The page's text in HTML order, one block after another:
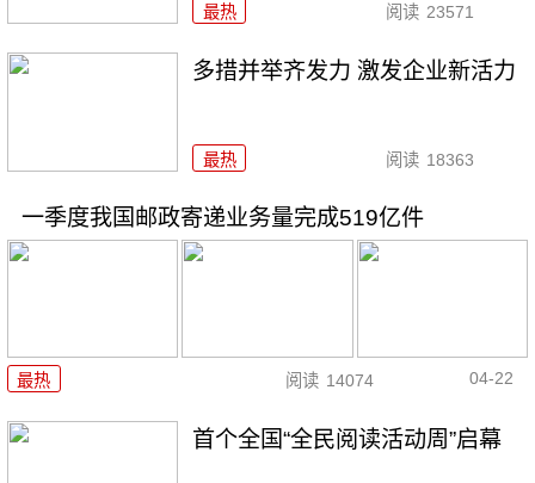
最热 阅读 23571
多措并举齐发力 激发企业新活力
最热 阅读 18363
一季度我国邮政寄递业务量完成519亿件
最热 阅读 14074 04-22
首个全国“全民阅读活动周”启幕